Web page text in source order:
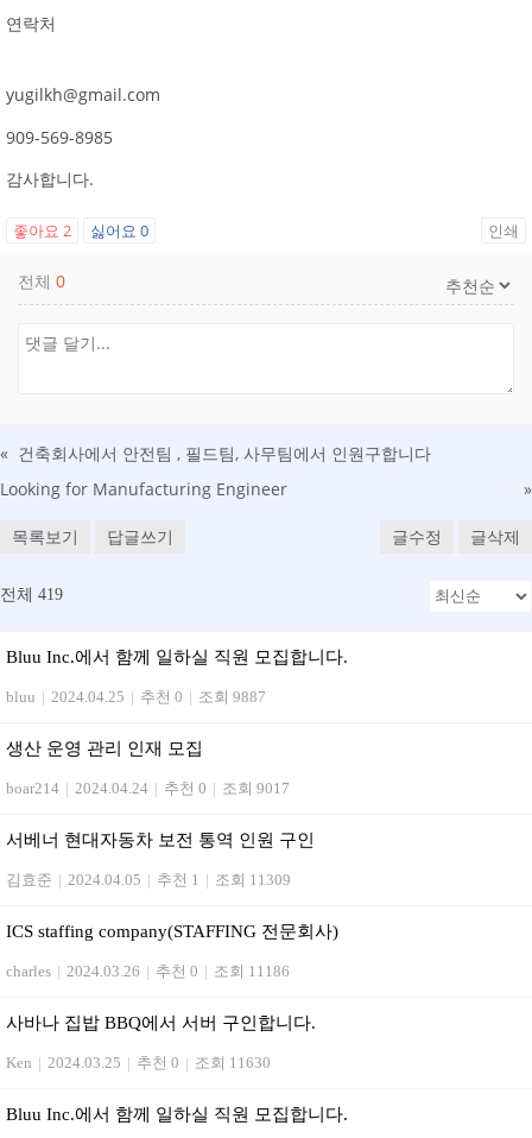
연락처
yugilkh@gmail.com
909-569-8985
감사합니다.
좋아요 2 싫어요 0 인쇄
전체 0
« 건축회사에서 안전팀 , 필드팀, 사무팀에서 인원구합니다
Looking for Manufacturing Engineer
»
목록보기 답글쓰기 글수정 글삭제
전체 419
Bluu Inc.에서 함께 일하실 직원 모집합니다.
bluu | 2024.04.25 | 추천 0 | 조회 9887
생산 운영 관리 인재 모집
boar214 | 2024.04.24 | 추천 0 | 조회 9017
서베너 현대자동차 보전 통역 인원 구인
김효준 | 2024.04.05 | 추천 1 | 조회 11309
ICS staffing company(STAFFING 전문회사)
charles | 2024.03.26 | 추천 0 | 조회 11186
사바나 집밥 BBQ에서 서버 구인합니다.
Ken | 2024.03.25 | 추천 0 | 조회 11630
Bluu Inc.에서 함께 일하실 직원 모집합니다.